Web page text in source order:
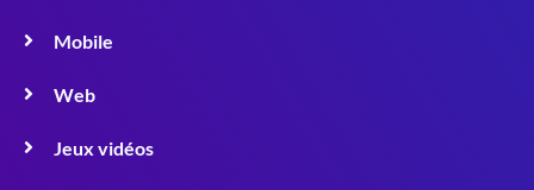
Mobile
Web
Jeux vidéos